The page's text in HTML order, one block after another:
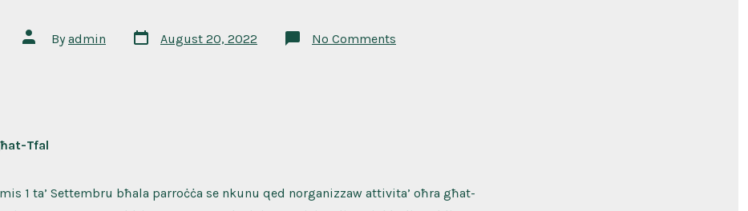
Post
author
Byadmin
Post
date
August 20, 2022 No Comments
Tfal
1 ta’ Settembru bħala parroċċa se nkunu qed norganizzaw attivita’ oħra għat-